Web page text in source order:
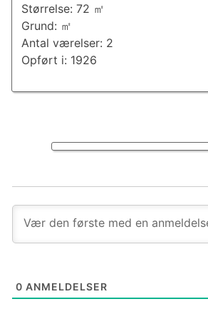
0 ANMELDELSER
Størrelse: 72 ㎡
Grund: ㎡
Antal værelser: 2
Opført i: 1926